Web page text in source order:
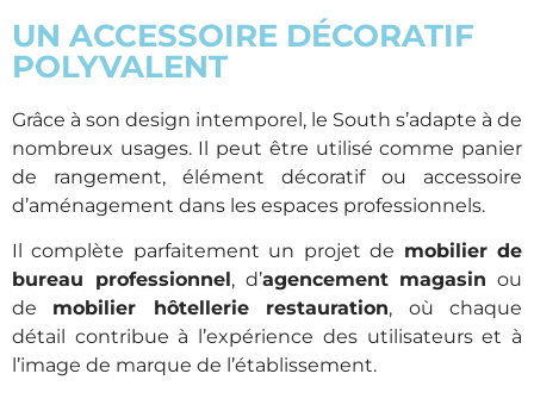
UN ACCESSOIRE DÉCORATIF
POLYVALENT
Grâce à son design intemporel, le South s’adapte à de
nombreux usages. Il peut être utilisé comme panier
de rangement, élément décoratif ou accessoire
d’aménagement dans les espaces professionnels.
Il complète parfaitement un projet de mobilier de
bureau professionnel, d’agencement magasin ou
de mobilier hôtellerie restauration, où chaque
détail contribue à l’expérience des utilisateurs et à
l’image de marque de l’établissement.